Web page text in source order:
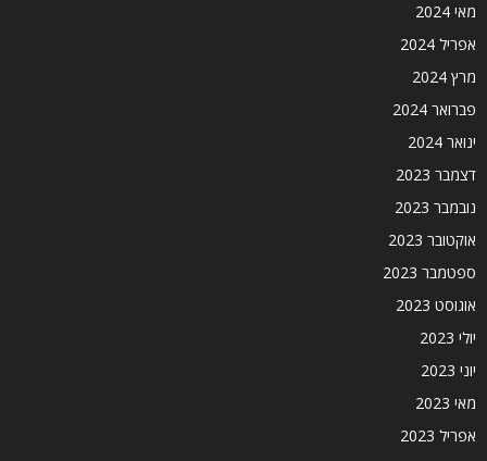
מאי 2024
אפריל 2024
מרץ 2024
פברואר 2024
ינואר 2024
דצמבר 2023
נובמבר 2023
אוקטובר 2023
ספטמבר 2023
אוגוסט 2023
יולי 2023
יוני 2023
מאי 2023
אפריל 2023